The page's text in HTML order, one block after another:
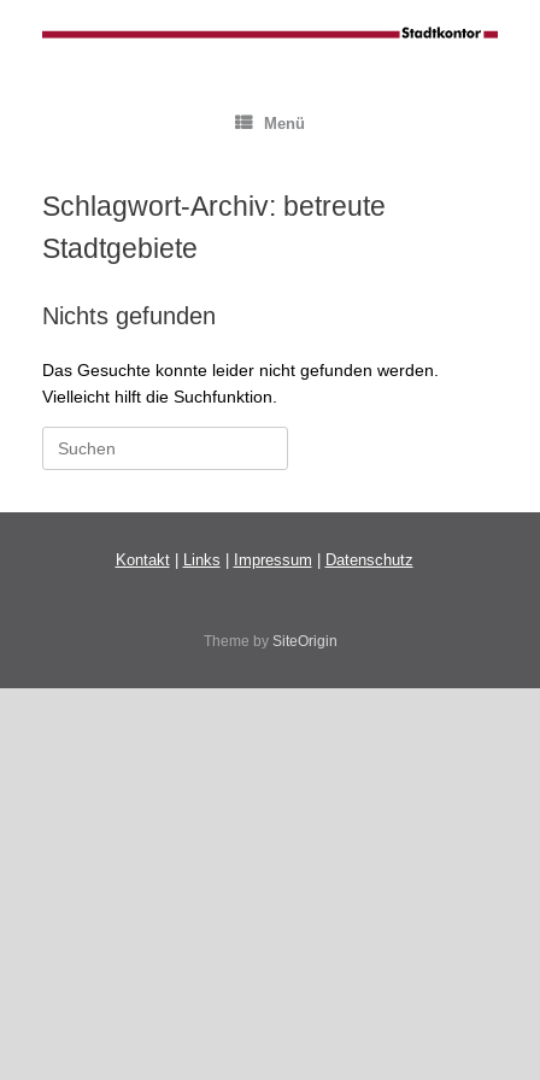
Menü
Schlagwort-Archiv: betreute
Stadtgebiete
Nichts gefunden
Das Gesuchte konnte leider nicht gefunden werden.
Vielleicht hilft die Suchfunktion.
Suchen
nach:
Kontakt| Links | Impressum | Datenschutz
Theme by SiteOrigin